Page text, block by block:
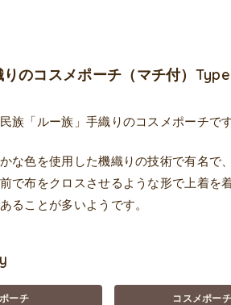
のコスメポーチ（マチ付）
族「ルー族」手織りのコスメポーチです
な色を使用した機織りの技術で有名
で布をクロスさせるような形で上着
ることが多いようです。
ポーチ コスメポーチ